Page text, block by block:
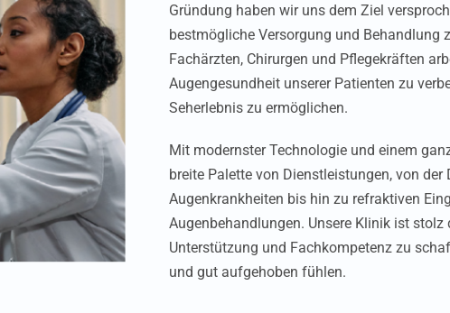
Gründung haben wir uns dem Ziel
bestmögliche Versorgung und Behandlung
Fachärzten, Chirurgen und Pflegekräften
Augengesundheit unserer Patienten zu
Seherlebnis zu ermöglichen.
Mit modernster Technologie und einem
breite Palette von Dienstleistungen, von
Augenkrankheiten bis hin zu refraktiven
Augenbehandlungen. Unsere Klinik ist
Unterstützung und Fachkompetenz zu
und gut aufgehoben fühlen.